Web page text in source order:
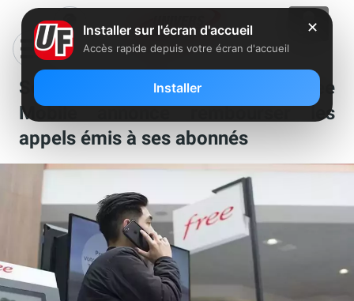
Séismes en Turquie et en Syrie : Free
Mobile annonce rembourser les
appels émis à ses abonnés
✕
Installer sur l'écran d'accueil
Accès rapide depuis votre écran d'accueil
Installer